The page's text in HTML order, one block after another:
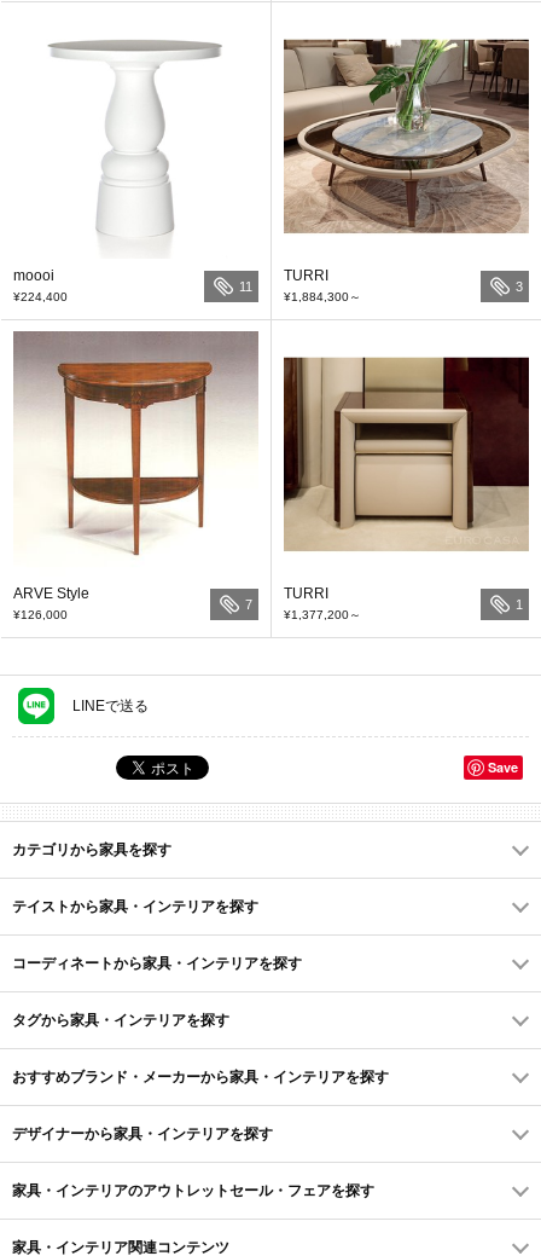
moooi
¥224,400
11
TURRI
¥1,884,300～
3
ARVE Style
¥126,000
7
TURRI
¥1,377,200～
1
LINEで送る
Save
カテゴリから家具を探す
テイストから家具・インテリアを探す
コーディネートから家具・インテリアを探す
タグから家具・インテリアを探す
おすすめブランド・メーカーから家具・インテリアを探す
デザイナーから家具・インテリアを探す
家具・インテリアのアウトレットセール・フェアを探す
家具・インテリア関連コンテンツ